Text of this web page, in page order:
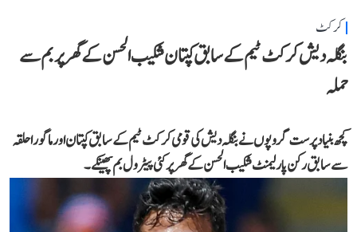
کرکٹ
بنگلہ دیش کرکٹ ٹیم کے سابق کپتان شکیب الحسن کے گھر پر بم سے
حملہ
کچھ بنیاد پرست گروپوں نے بنگلہ دیش کی قومی کرکٹ ٹیم کے سابق کپتان اور ماگورا حلقہ
سے سابق رکن پارلیمنٹ شکیب الحسن کے گھر پر کئی پیٹرول بم پھینکے۔